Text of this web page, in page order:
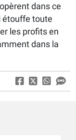
dans ce
étouffe toute
les profits en
dans la